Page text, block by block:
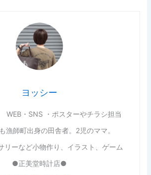
ヨッシー
WEB・SNS ・ポスターやチラシ担当
漁師町出身の田舎者。2児のママ。
リーなど小物作り、イラスト、ゲーム
●正美堂時計店●